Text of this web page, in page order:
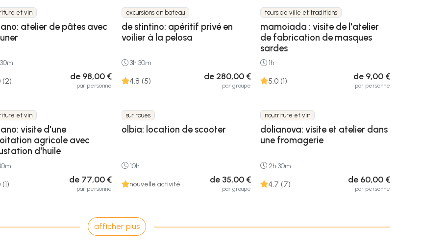
et vin
atelier de pâtes avec
(2) de 98,00 €
par personne
excursions en bateau
de stintino: apéritif privé en
voilier à la pelosa
3h 30m
4.8 (5) de 280,00 €
par groupe
tours de ville et traditions
mamoiada : visite de l'atelier
de fabrication de masques
sardes
1h
5.0 (1) de 9,00 €
par personne
et vin
visite d'une
agricole avec
d'huile
de 77,00 €
par personne
sur roues
olbia: location de scooter
10h
nouvelle activité de 35,00 €
par groupe
nourriture et vin
dolianova: visite et atelier dans
une fromagerie
2h 30m
4.7 (7) de 60,00 €
par personne
afficher plus